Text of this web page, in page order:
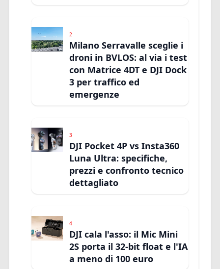
2
Milano Serravalle sceglie i
droni in BVLOS: al via i test
con Matrice 4DT e DJI Dock
3 per traffico ed
emergenze
3
DJI Pocket 4P vs Insta360
Luna Ultra: specifiche,
prezzi e confronto tecnico
dettagliato
4
DJI cala l'asso: il Mic Mini
2S porta il 32-bit float e l'IA
a meno di 100 euro